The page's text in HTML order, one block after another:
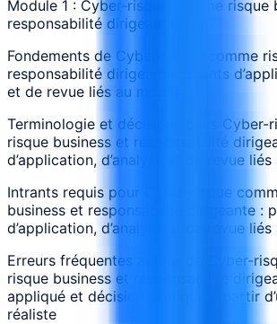
Module 1 : Cyber-risque comme risque
responsabilité dirigeante
Fondements de Cyber-risque comme
responsabilité dirigeante : points
et de revue liés au module
Terminologie et décisions dans Cyber-
risque business et responsabilité
d’application, d’analyse et de revue
Intrants requis pour Cyber-risque
business et responsabilité dirigeante :
d’application, d’analyse et de revue
Erreurs fréquentes autour de Cyber-
risque business et responsabilité
appliqué et décision pratique à partir
réaliste